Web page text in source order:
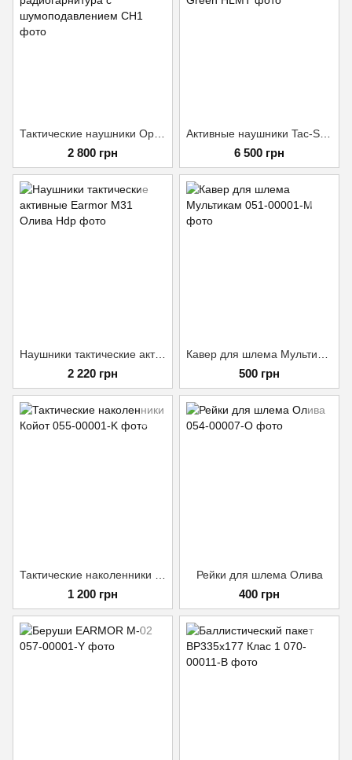
2 800 грн 6 500 грн
Наушники тактические активные Earmor M31 Олива
2 220 грн 500 грн
1 200 грн
Рейки для шлема Олива
400 грн